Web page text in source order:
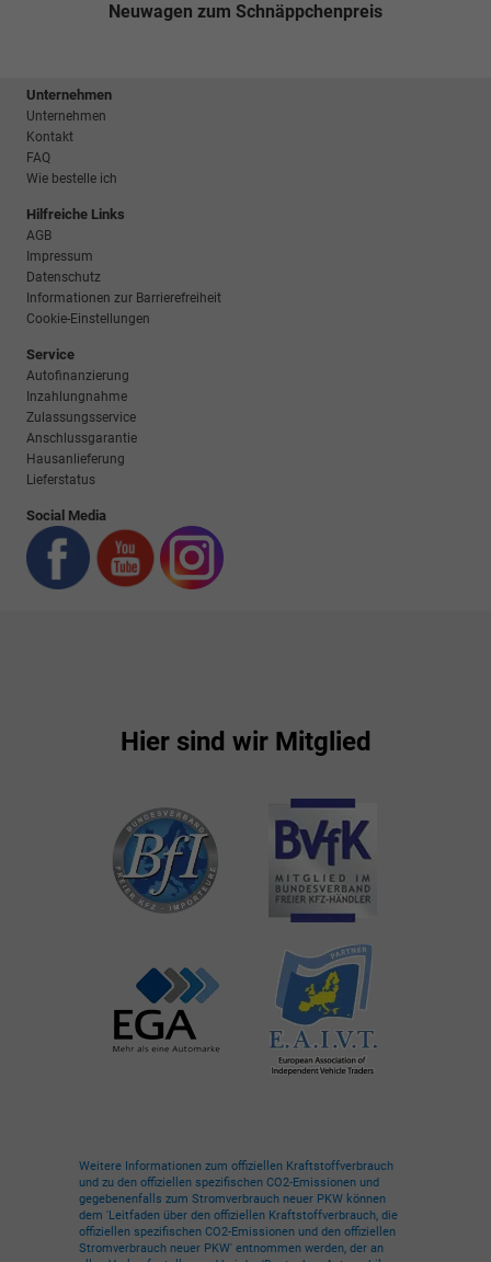
Neuwagen zum Schnäppchenpreis
Unternehmen
Unternehmen
Kontakt
FAQ
Wie bestelle ich
Hilfreiche Links
AGB
Impressum
Datenschutz
Informationen zur Barrierefreiheit
Cookie-Einstellungen
Service
Autofinanzierung
Inzahlungnahme
Zulassungsservice
Anschlussgarantie
Hausanlieferung
Lieferstatus
Social Media
Hier sind wir Mitglied
Weitere Informationen zum offiziellen Kraftstoffverbrauch
und zu den offiziellen spezifischen CO2-Emissionen und
gegebenenfalls zum Stromverbrauch neuer PKW können
dem 'Leitfaden über den offiziellen Kraftstoffverbrauch, die
offiziellen spezifischen CO2-Emissionen und den offiziellen
Stromverbrauch neuer PKW' entnommen werden, der an